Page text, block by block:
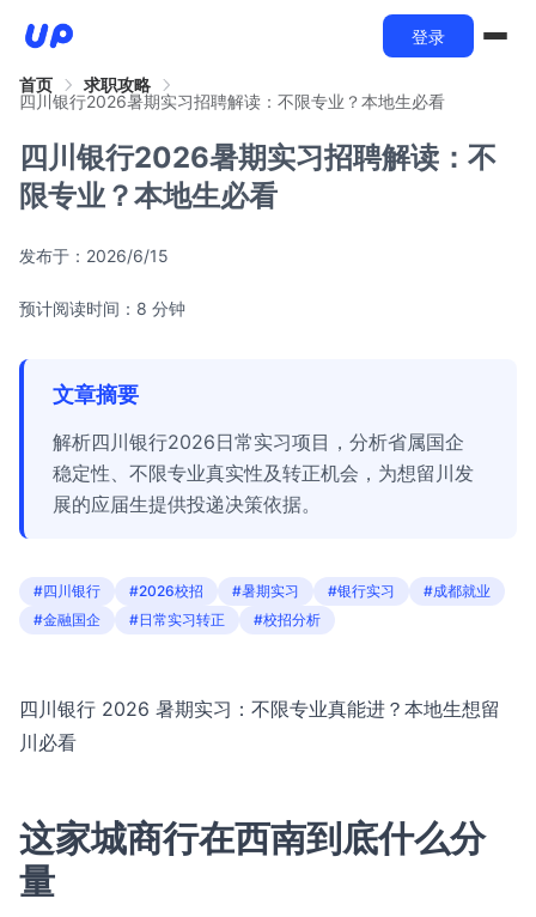
登录
首页
求职攻略
四川银行2026暑期实习招聘解读：不限专业？本地生必看
四川银行2026暑期实习招聘解读：不
限专业？本地生必看
发布于： 2026/6/15
预计阅读时间：8 分钟
文章摘要
解析四川银行2026日常实习项目，分析省属国企
稳定性、不限专业真实性及转正机会，为想留川发
展的应届生提供投递决策依据。
#四川银行 #2026校招 #暑期实习 #银行实习
#成都就业
#金融国企
#日常实习转正 #校招分析
四川银行 2026 暑期实习：不限专业真能进？本地生想留
川必看
这家城商行在西南到底什么分
量